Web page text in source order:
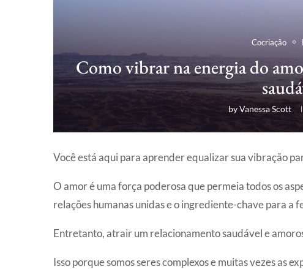
Cocriação
Como vibrar na energia do
byVanessa Scott
Você está aqui para aprender equalizar sua vibração
O amor é uma força poderosa que permeia todos os
relações humanas unidas e o ingrediente-chave para a
Entretanto, atrair um relacionamento saudável e
Isso porque somos seres complexos e muitas vezes as